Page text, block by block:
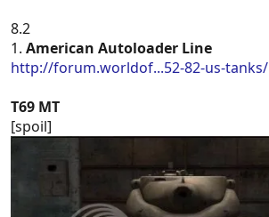
8.2
1. American Autoloader Line
http://forum.worldof...52-82-us-tanks/
T69 MT
[spoil]